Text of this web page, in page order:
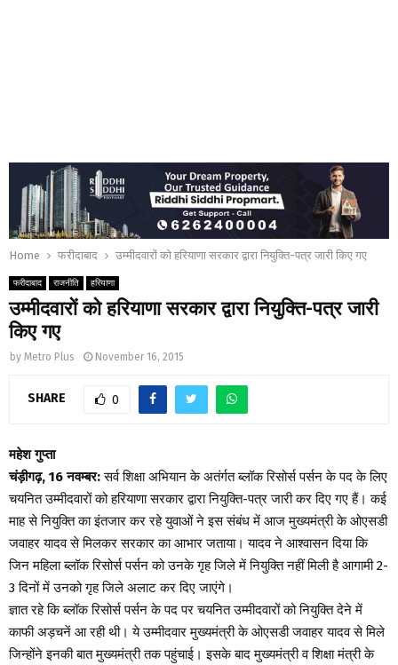
Home फरीदाबाद उम्मीदवारों को हरियाणा सरकार द्वारा नियुक्ति-पत्र जारी किए गए
फरीदाबाद राजनीति हरियाणा
उम्मीदवारों को हरियाणा सरकार द्वारा नियुक्ति-पत्र जारी
किए गए
by Metro Plus November 16, 2015
SHARE 0
महेश गुप्ता
चंड़ीगढ़, 16 नवम्बर:सर्व शिक्षा अभियान के अतंर्गत ब्लॉक रिसोर्स पर्सन के पद के लिए
चयनित उम्मीदवारों को हरियाणा सरकार द्वारा नियुक्ति-पत्र जारी कर दिए गए हैं। कई
माह से नियुक्ति का इंतजार कर रहे युवाओं ने इस संबंध में आज मुख्यमंत्री के ओएसडी
जवाहर यादव से मिलकर सरकार का आभार जताया। यादव ने आश्वासन दिया कि
जिन महिला ब्लॉक रिसोर्स पर्सन को उनके गृह जिले में नियुक्ति नहीं मिली है आगामी 2-
3 दिनों में उनको गृह जिले अलाट कर दिए जाएंगे।
ज्ञात रहे कि ब्लॉक रिसोर्स पर्सन के पद पर चयनित उम्मीदवारों को नियुक्ति देने में
काफी अड़चनें आ रही थी। ये उम्मीदवार मुख्यमंत्री के ओएसडी जवाहर यादव से मिले
जिन्होंने इनकी बात मुख्यमंत्री तक पहुंचाई। इसके बाद मुख्यमंत्री व शिक्षा मंत्री के